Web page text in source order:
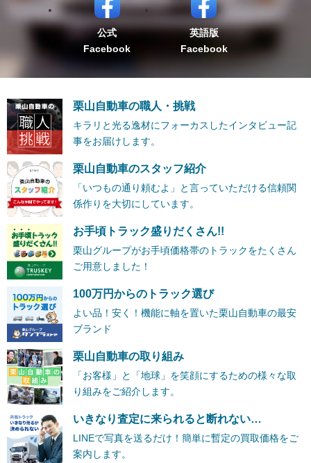
公式
Facebook
英語版
Facebook
栗山自動車の職人・挑戦
キラリと光る逸材にフォーカスしたインタビュー記
事をお届けします。
栗山自動車のスタッフ紹介
「いつもの通り頼むよ」と言っていただける信頼関
係作りを大切にしています。
お手頃トラック盛りだくさん!!
栗山グループがお手頃価格帯のトラックをたくさん
ご用意しました！
100万円からのトラック選び
よい品！安く！機能に軸を置いた栗山自動車の最安
ブランド
栗山自動車の取り組み
「お客様」と「地球」を笑顔にするための様々な取
り組みをご紹介します。
いきなり査定に来られると断れない…
LINEで写真を送るだけ！簡単に暫定の買取価格をご
案内します。